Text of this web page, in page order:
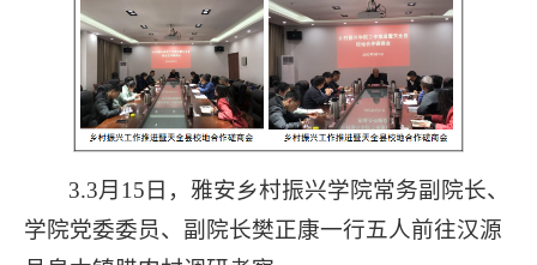
3.3月15日，雅安乡村振兴学院常务副院长、
学院党委委员、副院长樊正康一行五人前往汉源